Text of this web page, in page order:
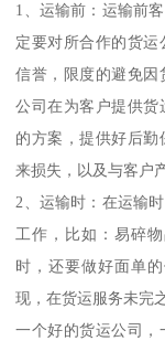
1、运输前：运输前
定要对所合作的货
信誉，限度的避免因
公司在为客户提供货
的方案，提供好后
来损失，以及与客户
2、运输时：在运输
工作，比如：易碎
时，还要做好面单
现，在货运服务未完
一个好的货运公司，